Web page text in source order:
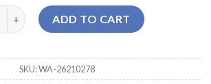
cascos quantity
ADD TO CART
SKU:WA-26210278